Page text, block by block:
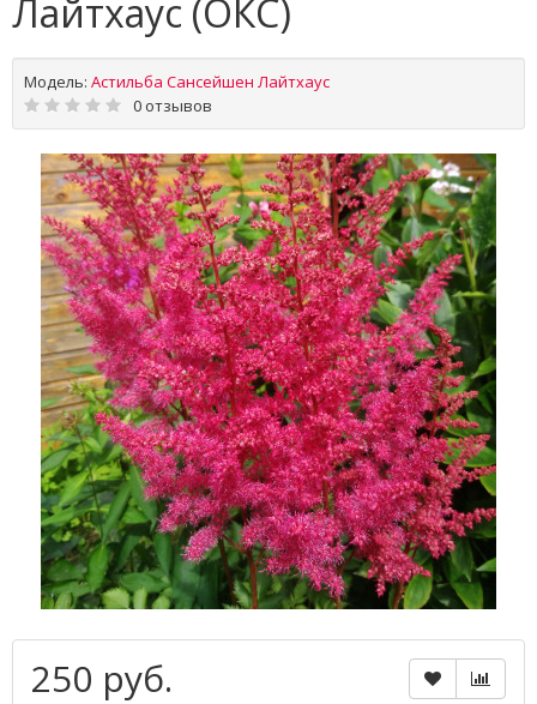
Лайтхаус (ОКС)
Модель: Астильба Сансейшен Лайтхаус
0 отзывов
250 руб.